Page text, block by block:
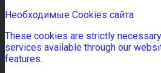
Необходимые Cookies сайта
These cookies are strictly
services available through our
features.